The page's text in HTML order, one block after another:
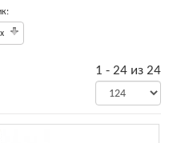
1 - 24 из 24